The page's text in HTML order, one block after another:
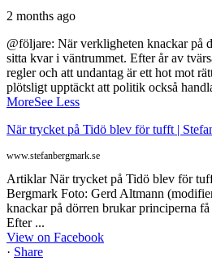
2 months ago
@följare: När verkligheten knackar på
sitta kvar i väntrummet. Efter år av
regler och att undantag är ett hot mot
plötsligt upptäckt att politik också
MoreSee Less
När trycket på Tidö blev för tufft |
www.stefanbergmark.se
Artiklar När trycket på Tidö blev för
Bergmark Foto: Gerd Altmann
knackar på dörren brukar principerna
Efter ...
View on Facebook
· Share